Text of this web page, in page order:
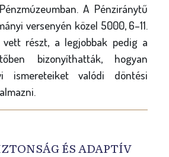
A Pénziránytű
versenyén közel 5000, 6–11.
vett részt, a legjobbak pedig a
bizonyíthatták, hogyan
ismereteiket valódi döntési
ÉS ADAPTÍV